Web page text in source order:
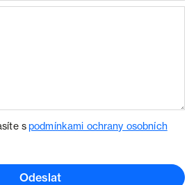
spodmínkami ochrany osobních
Odeslat